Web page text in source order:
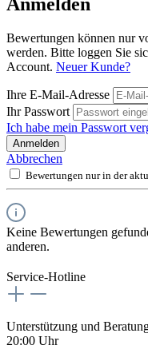
Bewertungen können nur
werden. Bitte loggen Sie
Account. Neuer Kunde?
Ihre E-Mail-Adresse
Ihr Passwort
Ich habe mein Passwort
Anmelden
Abbrechen
Bewertungen nur in der
Keine Bewertungen
anderen.
Service-Hotline
Unterstützung und
20:00 Uhr